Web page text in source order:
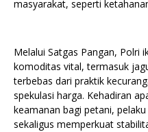
masyarakat, seperti
Melalui Satgas Pangan, Polri
komoditas vital, termasuk
terbebas dari praktik
spekulasi harga. Kehadiran
keamanan bagi petani,
sekaligus memperkuat